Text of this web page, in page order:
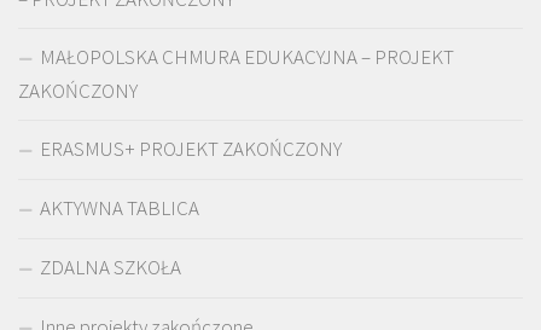
MAŁOPOLSKA CHMURA EDUKACYJNA – PROJEKT
ZAKOŃCZONY
ERASMUS+ PROJEKT ZAKOŃCZONY
AKTYWNA TABLICA
ZDALNA SZKOŁA